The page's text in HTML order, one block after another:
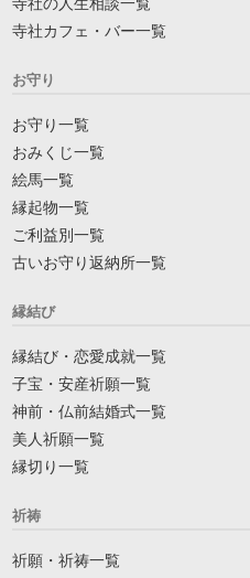
寺社カフェ・バー一覧
お守り
お守り一覧
おみくじ一覧
絵馬一覧
縁起物一覧
ご利益別一覧
古いお守り返納所一覧
縁結び
縁結び・恋愛成就一覧
子宝・安産祈願一覧
神前・仏前結婚式一覧
美人祈願一覧
縁切り一覧
祈祷
祈願・祈祷一覧